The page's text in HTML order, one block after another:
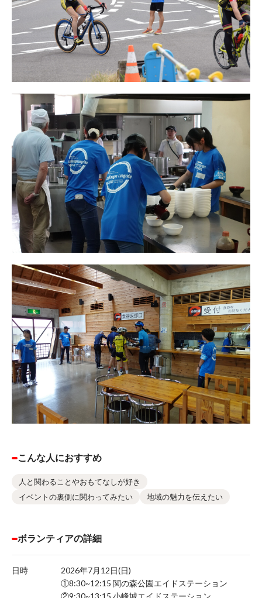
こんな人におすすめ
人と関わることやおもてなしが好き
イベントの裏側に関わってみたい
地域の魅力を伝えたい
ボランティアの詳細
日時
2026年7月12日(日)
①8:30~12:15 関の森公園エイドステーション
②9:30~13:15 小峰城エイドステーション